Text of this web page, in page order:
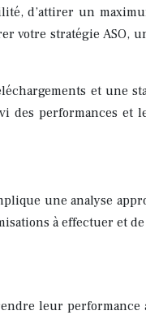
d’attirer un
votre stratégie ASO,
et une
des performances et
une analyse
à effectuer et
leur